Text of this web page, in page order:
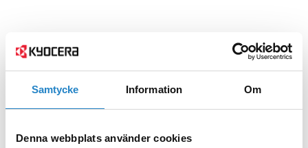
Samtycke Information Om
Denna webbplats använder cookies